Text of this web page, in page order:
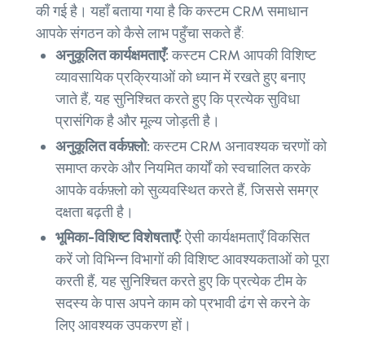
की गई है। यहाँ बताया गया है कि कस्टम CRM समाधान
आपके संगठन को कैसे लाभ पहुँचा सकते हैं:
अनुकूलित कार्यक्षमताएँ:कस्टम CRM आपकी विशिष्ट
व्यावसायिक प्रक्रियाओं को ध्यान में रखते हुए बनाए
जाते हैं, यह सुनिश्चित करते हुए कि प्रत्येक सुविधा
प्रासंगिक है और मूल्य जोड़ती है।
अनुकूलित वर्कफ़्लो:कस्टम CRM अनावश्यक चरणों को
समाप्त करके और नियमित कार्यों को स्वचालित करके
आपके वर्कफ़्लो को सुव्यवस्थित करते हैं, जिससे समग्र
दक्षता बढ़ती है।
भूमिका-विशिष्ट विशेषताएँ:ऐसी कार्यक्षमताएँ विकसित
करें जो विभिन्न विभागों की विशिष्ट आवश्यकताओं को पूरा
करती हैं, यह सुनिश्चित करते हुए कि प्रत्येक टीम के
सदस्य के पास अपने काम को प्रभावी ढंग से करने के
लिए आवश्यक उपकरण हों।